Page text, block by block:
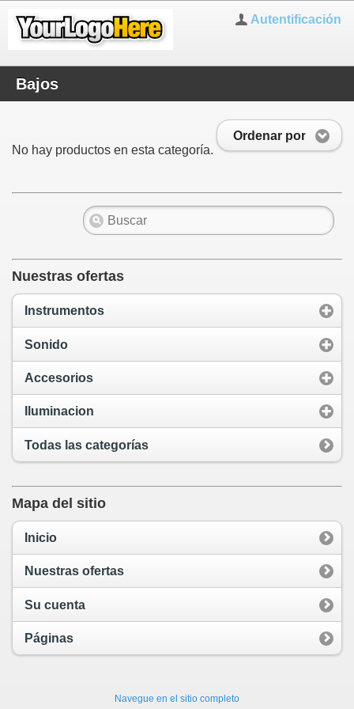
Autentificación
Bajos
Ordenar por
No hay productos en esta categoría.
Nuestras ofertas
Instrumentos
Sonido
Accesorios
Iluminacion
Todas las categorías
Mapa del sitio
Inicio
Nuestras ofertas
Su cuenta
Páginas
Navegue en el sitio completo